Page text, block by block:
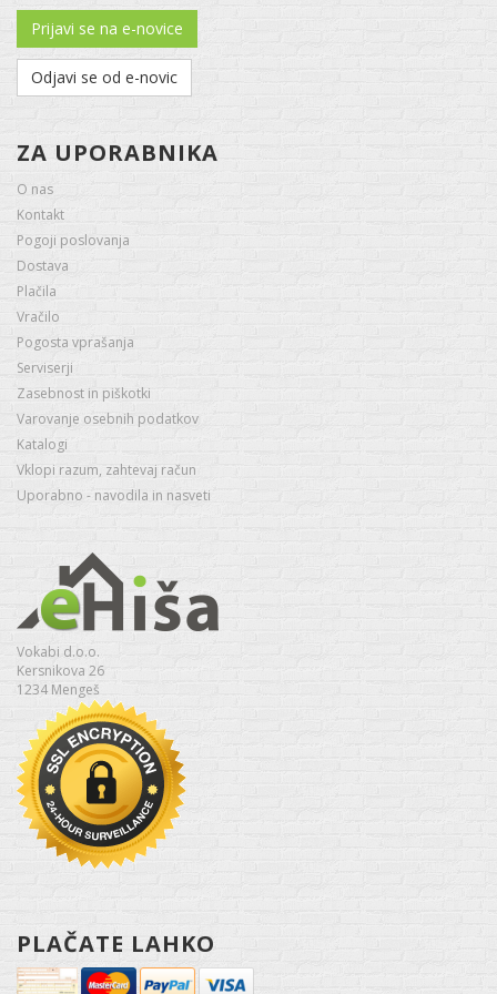
Prijavi se na e-novice
Odjavi se od e-novic
ZA UPORABNIKA
O nas
Kontakt
Pogoji poslovanja
Dostava
Plačila
Vračilo
Pogosta vprašanja
Serviserji
Zasebnost in piškotki
Varovanje osebnih podatkov
Katalogi
Vklopi razum, zahtevaj račun
Uporabno - navodila in nasveti
Vokabi d.o.o.
Kersnikova 26
1234 Mengeš
PLAČATE LAHKO